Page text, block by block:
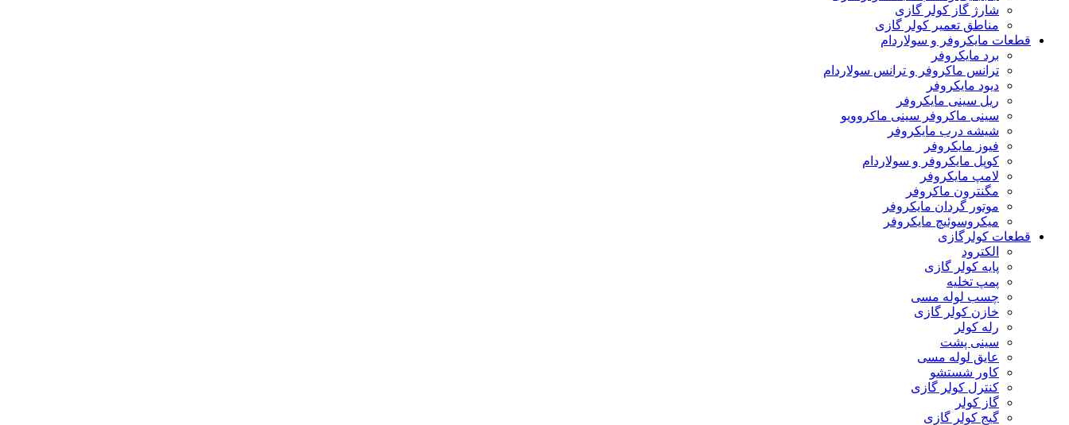
شارژ گاز کولر گازی
مناطق تعمیر کولر گازی
قطعات مایکروفر و سولاردام
برد مایکروفر
ترانس ماکروفر و ترانس سولاردام
دیود مایکروفر
ریل سینی مایکروفر
سینی ماکروفر سینی ماکروویو
شیشه درب مایکروفر
فیوز مایکروفر
کوپل مایکروفر و سولاردام
لامپ مایکروفر
مگنترون ماکروفر
موتور گردان مایکروفر
میکروسوئیچ مایکروفر
قطعات کولرگازی
الکترود
پایه کولر گازی
پمپ تخلیه
چسب لوله مسی
خازن کولر گازی
رله کولر
سینی پشت
عایق لوله مسی
کاور شستشو
کنترل کولر گازی
گاز کولر
گیج کولر گازی